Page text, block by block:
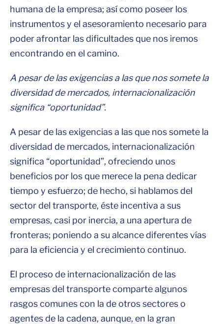
humana de la empresa; así como poseer los
instrumentos y el asesoramiento necesario para
poder afrontar las dificultades que nos iremos
encontrando en el camino.
A pesar de las exigencias a las que nos somete la
diversidad de mercados, internacionalización
significa “oportunidad”.
A pesar de las exigencias a las que nos somete la
diversidad de mercados, internacionalización
significa “oportunidad”, ofreciendo unos
beneficios por los que merece la pena dedicar
tiempo y esfuerzo; de hecho, si hablamos del
sector del transporte, éste incentiva a sus
empresas, casi por inercia, a una apertura de
fronteras; poniendo a su alcance diferentes vías
para la eficiencia y el crecimiento continuo.
El proceso de internacionalización de las
empresas del transporte comparte algunos
rasgos comunes con la de otros sectores o
agentes de la cadena, aunque, en la gran